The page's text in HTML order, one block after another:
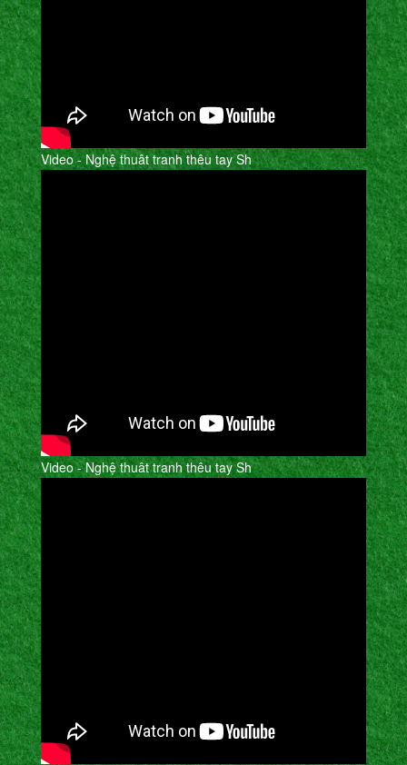
Video - Nghệ thuât tranh thêu tay Sh
Video - Nghệ thuât tranh thêu tay Sh